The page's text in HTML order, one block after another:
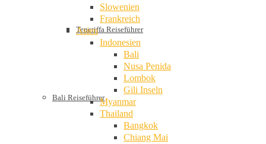
Teneriffa Reiseführer
Bali Reiseführer
Slowenien
Frankreich
Asien
Indonesien
Bali
Nusa Penida
Lombok
Gili Inseln
Myanmar
Thailand
Bangkok
Chiang Mai